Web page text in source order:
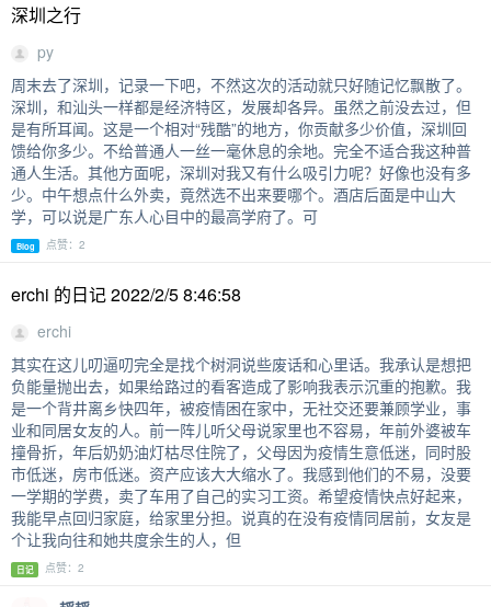
深圳之行
py
周末去了深圳，记录一下吧，不然这次的活动就只好随记忆飘散了。
深圳，和汕头一样都是经济特区，发展却各异。虽然之前没去过，但
是有所耳闻。这是一个相对“残酷”的地方，你贡献多少价值，深圳回
馈给你多少。不给普通人一丝一毫休息的余地。完全不适合我这种普
通人生活。其他方面呢，深圳对我又有什么吸引力呢？好像也没有多
少。中午想点什么外卖，竟然选不出来要哪个。酒店后面是中山大
学，可以说是广东人心目中的最高学府了。可
Blog 点赞：2
erchi 的日记 2022/2/5 8:46:58
erchi
其实在这儿叨逼叨完全是找个树洞说些废话和心里话。我承认是想把
负能量抛出去，如果给路过的看客造成了影响我表示沉重的抱歉。我
是一个背井离乡快四年，被疫情困在家中，无社交还要兼顾学业，事
业和同居女友的人。前一阵儿听父母说家里也不容易，年前外婆被车
撞骨折，年后奶奶油灯枯尽住院了，父母因为疫情生意低迷，同时股
市低迷，房市低迷。资产应该大大缩水了。我感到他们的不易，没要
一学期的学费，卖了车用了自己的实习工资。希望疫情快点好起来，
我能早点回归家庭，给家里分担。说真的在没有疫情同居前，女友是
个让我向往和她共度余生的人，但
日记 点赞：2